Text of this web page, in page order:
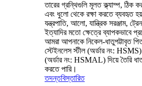
তারের গ্রন্থিগুলি মূলত ক্ল্যাম্প, ঠিক
এবং ধুলো থেকে রক্ষা করতে ব্যবহৃত
যন্ত্রপাতি, আলো, যান্ত্রিক সরঞ্জাম,
ইত্যাদির মতো ক্ষেত্রে ব্যাপকভাবে
আমরা আপনাকে নিকেল-ধাতুপট্টাবৃত
স্টেইনলেস স্টীল (অর্ডার নং: HSMS)
(অর্ডার নং: HSMAL) দিয়ে তৈরি
করতে পারি।
তদন্তবিস্তারিত